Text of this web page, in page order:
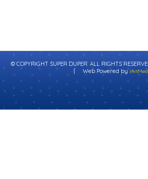
© COPYRIGHT SUPER DUPER. ALL RIGHTS
| Web Powered by